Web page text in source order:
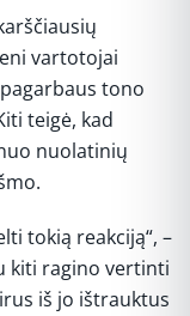
vartotojai
tono
teigė, kad
nuolatinių
tokią reakciją“, –
kiti ragino vertinti
iš jo ištrauktus